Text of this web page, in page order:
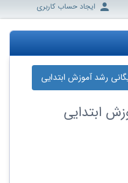
ایجاد حساب کاربری
رشد آموزش ابتدایی
ابتدایی